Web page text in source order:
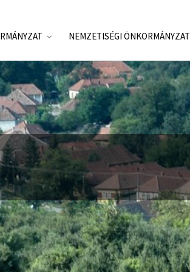
NEMZETISÉGI ÖNKORMÁNYZAT